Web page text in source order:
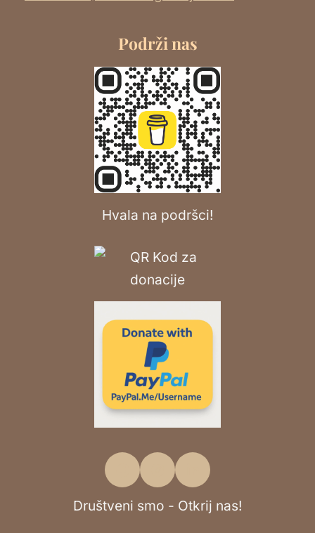
Podrži nas
Hvala na podršci!
Društveni smo - Otkrij nas!